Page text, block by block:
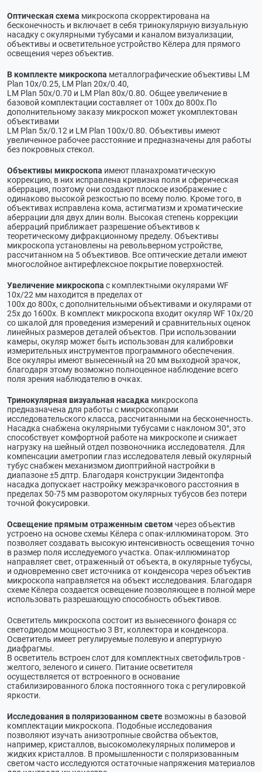
Оптическая схема микроскопа скорректирована на
бесконечность и включает в себя тринокулярную визуальную
насадку с окулярными тубусами и каналом визуализации,
объективы и осветительное устройство Кёлера для прямого
освещения через объектив.
В комплекте микроскопа металлографические объективы LM
Plan 10x/0.25, LM Plan 20x/0.40,
LM Plan 50x/0.70 и LM Plan 80х/0.80. Общее увеличение в
базовой комплектации составляет от 100х до 800х.По
дополнительному заказу микроскоп может укомплектован
объективами
LM Plan 5x/0.12 и LM Plan 100х/0.80. Объективы имеют
увеличенное рабочее расстояние и предназначены для работы
без покровных стекол.
Объективы микроскопа имеют планахроматическую
коррекцию, в них исправлена кривизна поля и сферическая
аберрация, поэтому они создают плоское изображение с
одинаково высокой резкостью по всему полю. Кроме того, в
объективах исправлена кома, астигматизм и хроматические
аберрации для двух длин волн. Высокая степень коррекции
аберраций приближает разрешение объективов к
теоретическому дифракционному пределу. Объективы
микроскопа установлены на револьверном устройстве,
рассчитанном на 5 объективов. Все оптические детали имеют
многослойное антирефлексное покрытие поверхностей.
Увеличение микроскопа с комплектными окулярами WF
10х/22 мм находится в пределах от
100х до 800х, с дополнительными объективами и окулярами от
25х до 1600х. В комплект микроскопа входит окуляр WF 10х/20
со шкалой для проведения измерений и сравнительных оценок
линейных размеров деталей объектов. При использовании
камеры, окуляр может быть использован для калибровки
измерительных инструментов программного обеспечения.
Все окуляры имеют вынесенный на 20 мм выходной зрачок,
благодаря этому возможно полноценное наблюдение всего
поля зрения наблюдателю в очках.
Тринокулярная визуальная насадка микроскопа
предназначена для работы с микроскопами
исследовательского класса, рассчитанными на бесконечность.
Насадка снабжена окулярными тубусами с наклоном 30°, это
способствует комфортной работе на микроскопе и снижает
нагрузку на шейный отдел позвоночника исследователя. Для
компенсации аметропии глаз исследователя левый окулярный
тубус снабжен механизмом диоптрийной настройки в
диапазоне ±5 дптр. Благодаря конструкции Зидентопфа
насадка допускает настройку межзрачкового расстояния в
пределах 50-75 мм разворотом окулярных тубусов без потери
точной фокусировки.
Освещение прямым отраженным светом через объектив
устроено на основе схемы Кёлера с опак-иллюминатором. Это
позволяет создавать высокую интенсивность освещения точно
в размер поля исследуемого участка. Опак-иллюминатор
направляет свет, отраженный от объекта, в окулярные тубусы,
и одновременно свет источника от конденсора через объектив
микроскопа направляется на объект исследования. Благодаря
схеме Кёлера создается освещение позволяющее в полной мере
использовать разрешающую способность объективов.
Осветитель микроскопа состоит из вынесенного фонаря сс
светодиодом мощностью 3 Вт, коллектора и конденсора.
Осветитель имеет регулируемые полевую и апертурную
диафрагмы.
В осветитель встроен слот для комплектных светофильтров -
желтого, зеленого и синего. Питание осветителя
осуществляется от встроенного в основание
стабилизированного блока постоянного тока с регулировкой
яркости.
Исследования в поляризованном свете возможны в базовой
комплектации микроскопа. Подобные исследования
позволяют изучать анизотропные свойства объектов,
например, кристаллов, высокомолекулярных полимеров и
жидких кристаллов. В промышленности с поляризованным
светом часто исследуются остаточные напряжения материалов